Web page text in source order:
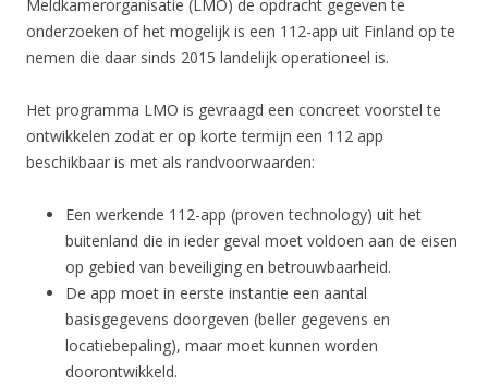
Meldkamerorganisatie (LMO) de opdracht gegeven te
onderzoeken of het mogelijk is een 112-app uit Finland op te
nemen die daar sinds 2015 landelijk operationeel is.
Het programma LMO is gevraagd een concreet voorstel te
ontwikkelen zodat er op korte termijn een 112 app
beschikbaar is met als randvoorwaarden:
Een werkende 112-app (proven technology) uit het
buitenland die in ieder geval moet voldoen aan de eisen
op gebied van beveiliging en betrouwbaarheid.
De app moet in eerste instantie een aantal
basisgegevens doorgeven (beller gegevens en
locatiebepaling), maar moet kunnen worden
doorontwikkeld.